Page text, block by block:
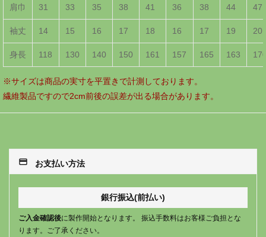
肩巾 31 33 35 38 41 36 38 44 47
袖丈 14 15 16 17 18 16 17 19 20
身長 118 130 140 150 161 157 165 163
※サイズは商品の実寸を平置きで計測しております。
繊維製品ですので2cm前後の誤差が出る場合があります。
payment お支払い方法
銀行振込(前払い)
ご入金確認後に製作開始となります。 振込手数料はお客様ご負担とな
ります。ご了承ください。